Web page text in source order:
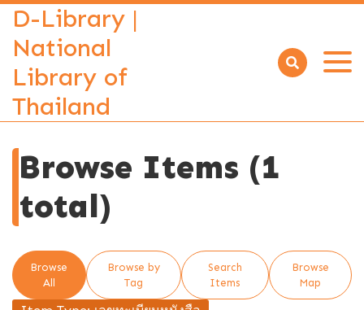
D-Library |
National
Library of
Thailand
Open
Browse Items (1
total)
Browse
All
Browse by
Tag
Search
Items
Browse
Map